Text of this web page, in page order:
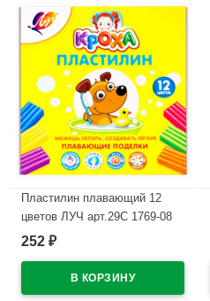
Пластилин плавающий 12
цветов ЛУЧ арт.29С 1769-08
В наличии
252 ₽